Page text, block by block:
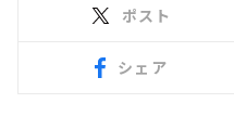
ポスト
シェア